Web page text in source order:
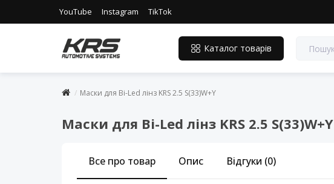
YouTube Instagram TikTok
Каталог товарів
Маски для Bi-Led лінз KRS 2.5 S(33)W+Y
Маски для Bi-Led лінз KRS 2.5 S(33)W+Y
Все про товар Опис Відгуки (0)